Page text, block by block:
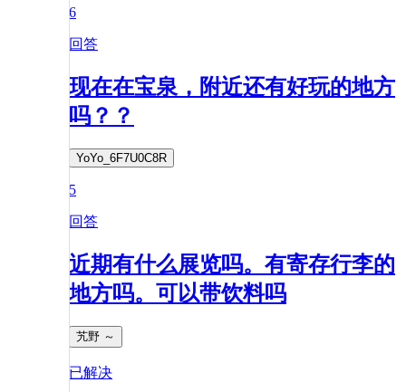
6
回答
现在在宝泉，附近还有好玩的地方
吗？？
YoYo_6F7U0C8R
5
回答
近期有什么展览吗。有寄存行李的
地方吗。可以带饮料吗
艽野 ～
已解决